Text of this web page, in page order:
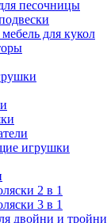
песочницы
для кукол
игрушки
2 в 1
3 в 1
двойни и тройни